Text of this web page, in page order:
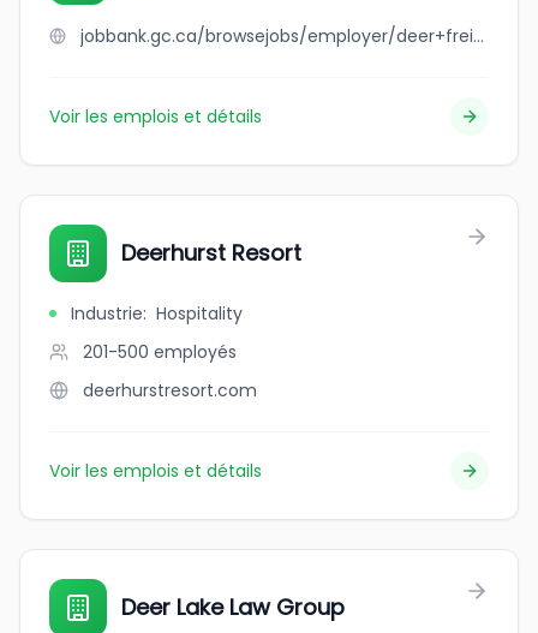
jobbank.gc.ca/browsejobs/employer/deer+freight/ca
Voir les emplois et détails
Deerhurst Resort
Industrie: Hospitality
201-500 employés
deerhurstresort.com
Voir les emplois et détails
Deer Lake Law Group